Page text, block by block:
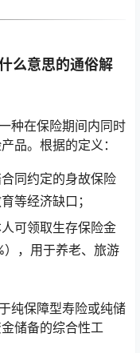
么意思的通俗解
种在保险期间内同时
品。根据的定义：
同约定的身故保险
等经济缺口；
可领取生存保险金
），用于养老、旅游
纯保障型寿险或纯储
储备的综合性工